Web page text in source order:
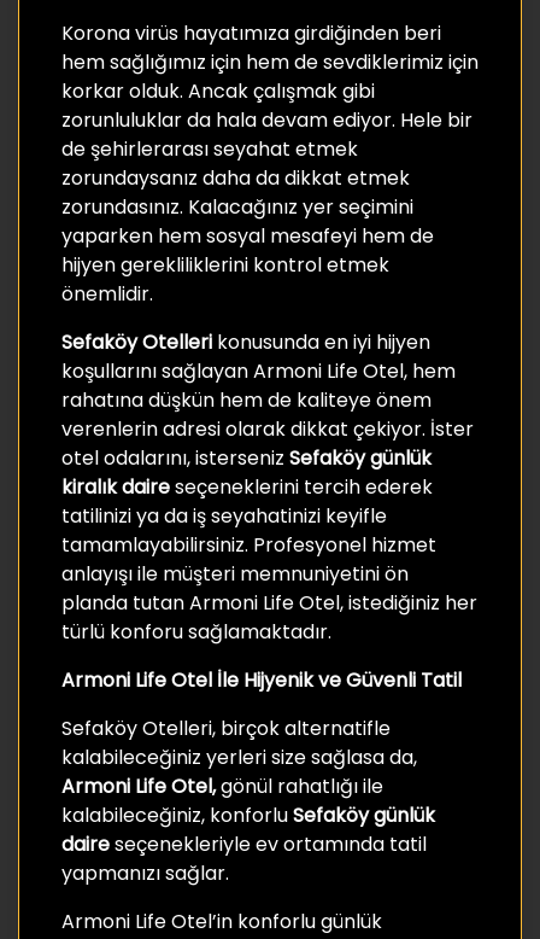
Korona virüs hayatımıza girdiğinden beri
hem sağlığımız için hem de sevdiklerimiz için
korkar olduk. Ancak çalışmak gibi
zorunluluklar da hala devam ediyor. Hele bir
de şehirlerarası seyahat etmek
zorundaysanız daha da dikkat etmek
zorundasınız. Kalacağınız yer seçimini
yaparken hem sosyal mesafeyi hem de
hijyen gerekliliklerini kontrol etmek
önemlidir.
Sefaköy Otelleri konusunda en iyi hijyen
koşullarını sağlayan Armoni Life Otel, hem
rahatına düşkün hem de kaliteye önem
verenlerin adresi olarak dikkat çekiyor. İster
otel odalarını, isterseniz Sefaköy günlük
kiralık daireseçeneklerini tercih ederek
tatilinizi ya da iş seyahatinizi keyifle
tamamlayabilirsiniz. Profesyonel hizmet
anlayışı ile müşteri memnuniyetini ön
planda tutan Armoni Life Otel, istediğiniz her
türlü konforu sağlamaktadır.
Armoni Life Otel İle Hijyenik ve Güvenli Tatil
Sefaköy Otelleri, birçok alternatifle
kalabileceğiniz yerleri size sağlasa da,
Armoni Life Otel,gönül rahatlığı ile
kalabileceğiniz, konforluSefaköy günlük
daireseçenekleriyle ev ortamında tatil
yapmanızı sağlar.
Armoni Life Otel’in konforlu günlük